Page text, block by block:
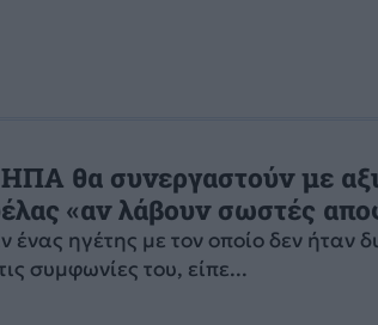
θα συνεργαστούν με
«αν λάβουν σωστές
ηγέτης με τον οποίο δεν ήταν
συμφωνίες του, είπε...